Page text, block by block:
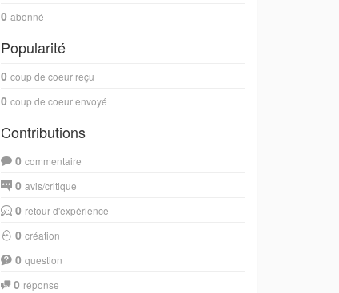
0 abonné
Popularité
0 coup de coeur reçu
0 coup de coeur envoyé
Contributions
0 commentaire
0 avis/critique
0 retour d'expérience
0 création
0 question
0 réponse